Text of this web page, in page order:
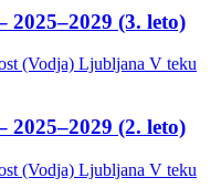
2025–2029 (3. leto)
(Vodja) Ljubljana V teku
2025–2029 (2. leto)
(Vodja) Ljubljana V teku